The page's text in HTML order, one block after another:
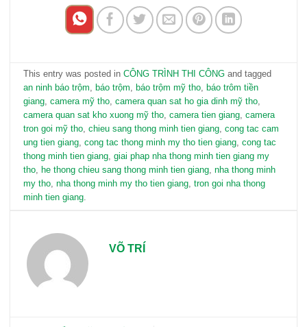
This entry was posted inCÔNG TRÌNH THI CÔNG and tagged
an ninh báo trộm, báo trộm, báo trộm mỹ tho, báo trôm tiền
giang,camera mỹ tho,camera quan sat ho gia dinh mỹ tho,
camera quan sat kho xuong mỹ tho,camera tien giang,camera
tron goi mỹ tho,chieu sang thong minh tien giang,cong tac cam
ung tien giang,cong tac thong minh my tho tien giang,cong tac
thong minh tien giang,giai phap nha thong minh tien giang my
tho, he thong chieu sang thong minh tien giang,nha thong minh
my tho,nha thong minh my tho tien giang,tron goi nha thong
minh tien giang.
VÕ TRÍ